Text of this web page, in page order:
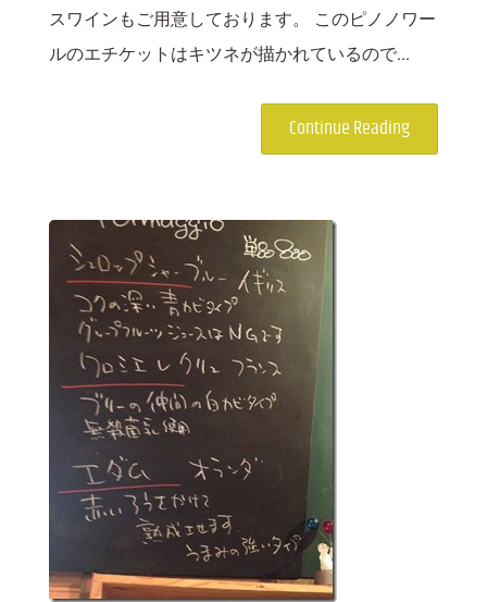
スワインもご用意しております。 このピノノワー
ルのエチケットはキツネが描かれているので...
Continue Reading